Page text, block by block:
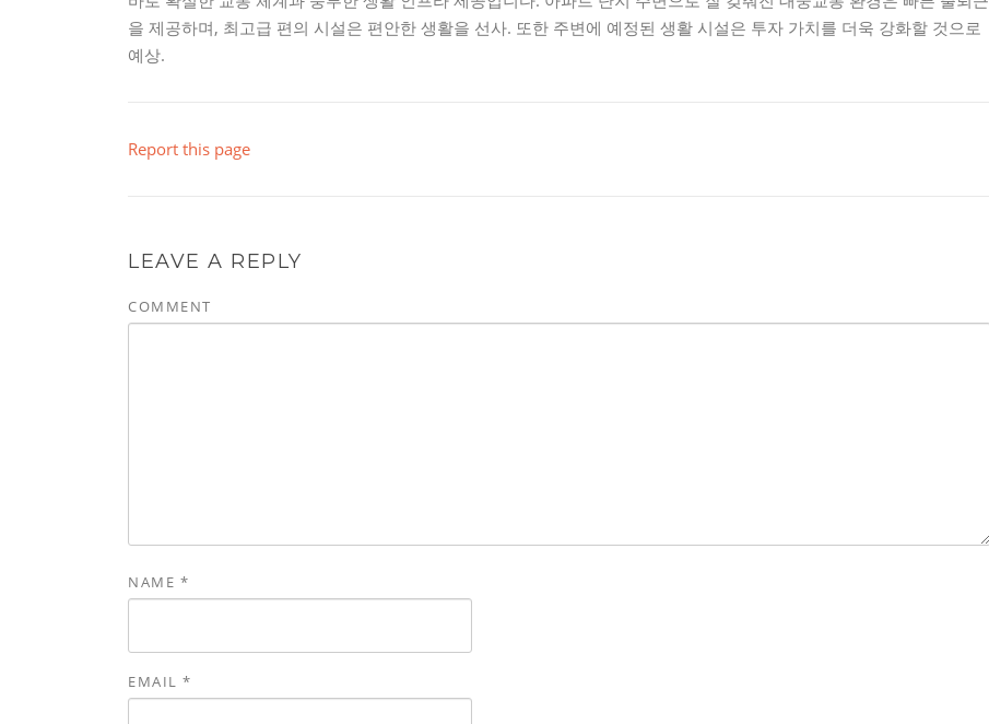
을 제공하며, 최고급 편의 시설은 편안한 생활을 선사. 또한 주변에 예정된 생활 시설은 투자 가치를 더욱 강화할 것으로
예상.
Report this page
LEAVE A REPLY
COMMENT
NAME *
EMAIL *